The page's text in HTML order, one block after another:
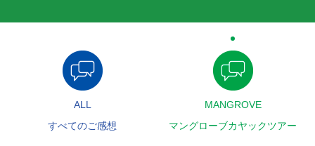
ALL
すべてのご感想
MANGROVE
マングローブカヤックツアー